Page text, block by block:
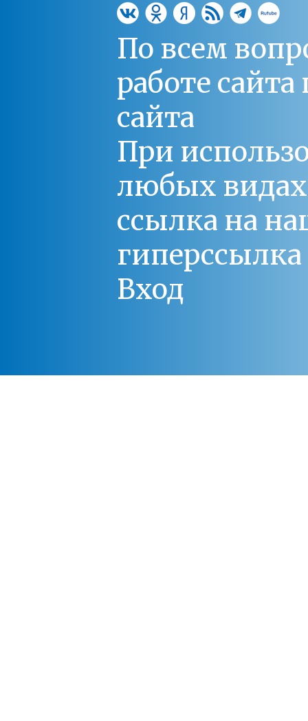
По всем
работе
сайта
При
любых
ссылка на
Вход